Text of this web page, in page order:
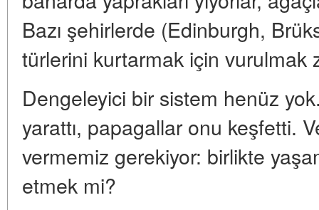
Bazı şehirlerde (Edinburgh,
türlerini kurtarmak için vurulmak
Dengeleyici bir sistem henüz
yarattı, papagallar onu keşfetti.
vermemiz gerekiyor: birlikte
etmek mi?